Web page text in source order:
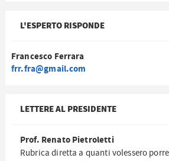
L'ESPERTO RISPONDE
Francesco Ferrara
frr.fra@gmail.com
LETTERE AL PRESIDENTE
Prof. Renato Pietroletti
Rubrica diretta a quanti volessero